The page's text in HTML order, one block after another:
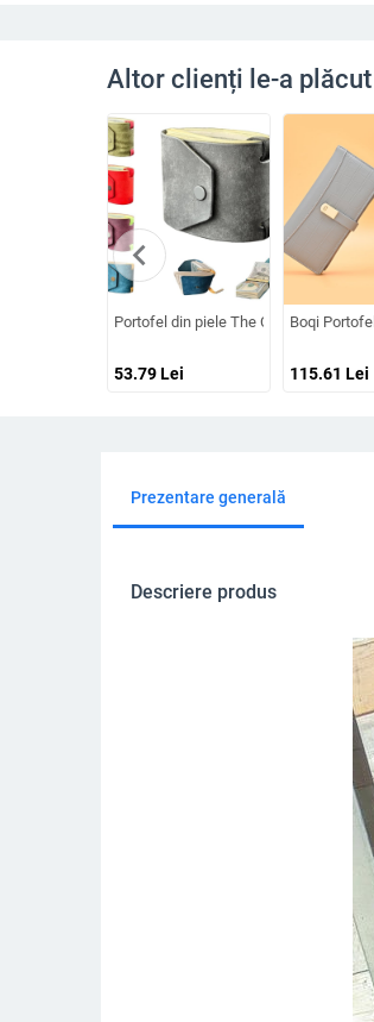
Altor clienți le-a plăcut
Portofel din piele The Cash Wrap
53.79Lei
Boqi
115.61 Lei
chevron_left
Prezentare generală
Descriere produs